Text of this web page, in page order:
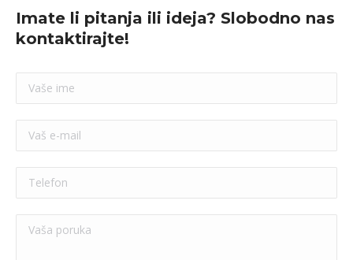
Imate li pitanja ili ideja? Slobodno nas
kontaktirajte!